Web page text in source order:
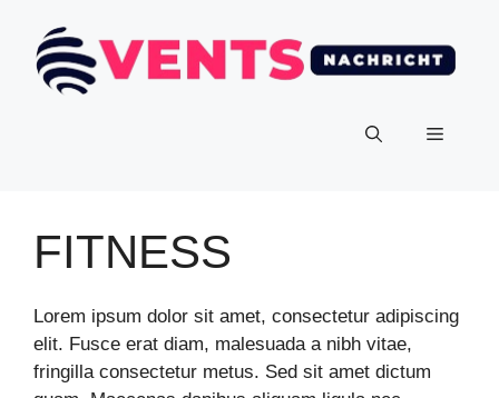
FITNESS
Lorem ipsum dolor sit amet, consectetur adipiscing
elit. Fusce erat diam, malesuada a nibh vitae,
fringilla consectetur metus. Sed sit amet dictum